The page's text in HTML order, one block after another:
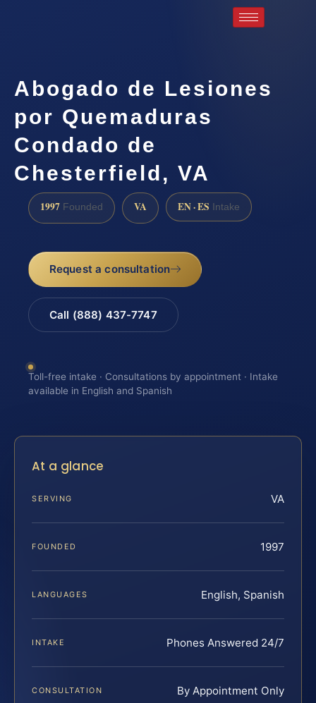
Abogado de Lesiones
por Quemaduras
Condado de
Chesterfield, VA
1997 Founded VA EN · ES Intake
Request a consultation
Call (888) 437-7747
Toll-free intake · Consultations by appointment · Intake
available in English and Spanish
At a glance
SERVING VA
FOUNDED 1997
LANGUAGES English, Spanish
INTAKE Phones Answered 24/7
CONSULTATION By Appointment Only